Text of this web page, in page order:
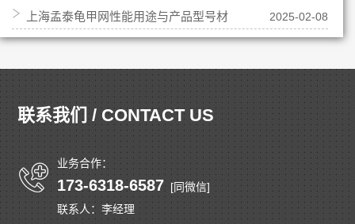
各是什么与不同？
上海孟泰龟甲网性能用途与产品型号材 2025-02-08
联系我们 / CONTACT US
业务合作：
173-6318-6587[同微信]
联系人：李经理